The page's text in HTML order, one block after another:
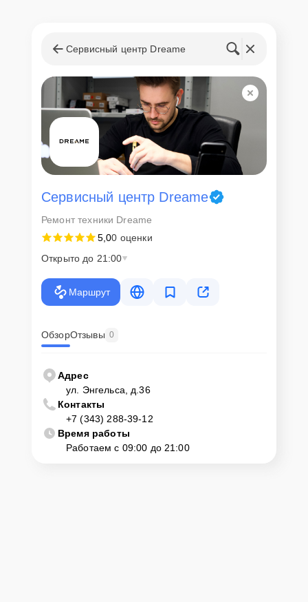
Сервисный центр Dreame
Сервисный центр Dreame
Ремонт техники Dreame
5,00 оценки
Открыто до 21:00
Маршрут
ОбзорОтзывы 0
Адрес
ул. Энгельса, д.36
Контакты
+7 (343) 288-39-12
Время работы
Работаем с 09:00 до 21:00